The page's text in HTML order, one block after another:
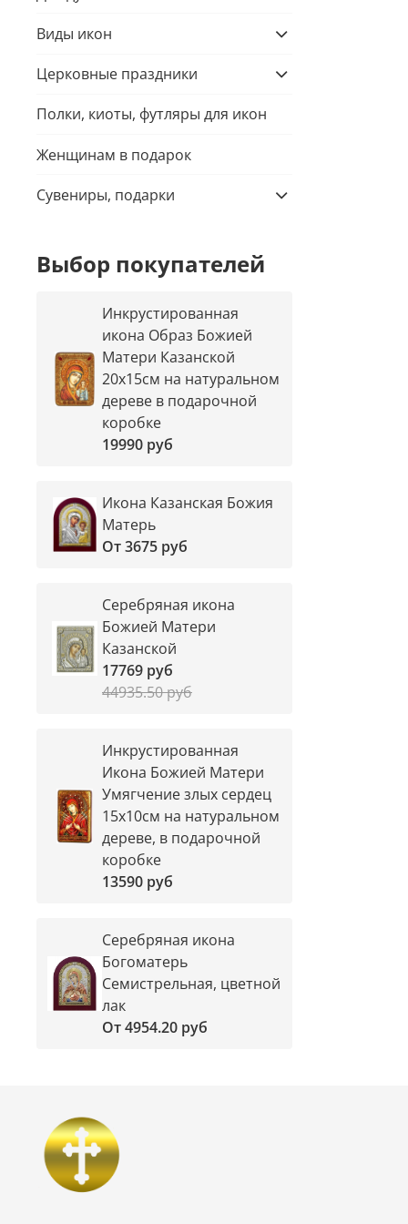
Виды икон
Церковные праздники
Полки, киоты, футляры для икон
Женщинам в подарок
Сувениры, подарки
Выбор покупателей
Инкрустированная
икона Образ Божией
Матери Казанской
20х15см на натуральном
дереве в подарочной
коробке
19990 руб
Икона Казанская Божия
Матерь
От3675 руб
Серебряная икона
Божией Матери
Казанской
17769 руб
44935.50 руб
Инкрустированная
Икона Божией Матери
Умягчение злых сердец
15х10см на натуральном
дереве, в подарочной
коробке
13590 руб
Серебряная икона
Богоматерь
Семистрельная, цветной
лак
От4954.20 руб